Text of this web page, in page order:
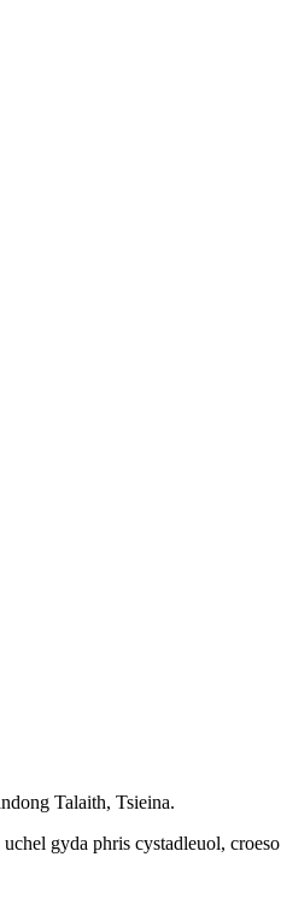
Talaith, Tsieina.
gyda phris cystadleuol,